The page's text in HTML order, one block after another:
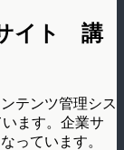
サイト 講
テンツ管理シス
ます。企業サ
っています。